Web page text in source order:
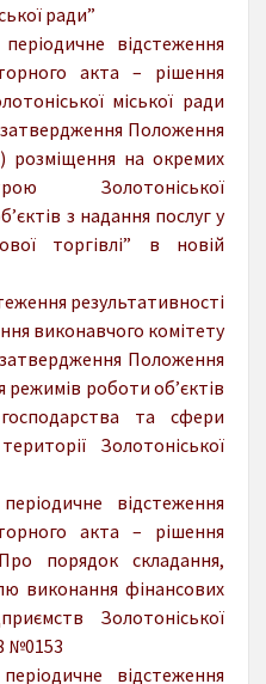
ради”
відстеження
акта – рішення
міської ради
Положення
розміщення на окремих
Золотоніської
з надання послуг у
торгівлі” в новій
результативності
виконавчого комітету
Положення
роботи об’єктів
та сфери
Золотоніської
відстеження
акта – рішення
порядок складання,
виконання фінансових
Золотоніської
№0153
відстеження